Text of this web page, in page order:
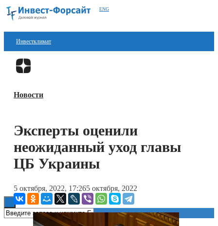
ENG
Инвестклимат
Финансы
Блокчейн
ESG
Новости
Эксперты оценили
неожиданный уход главы
ЦБ Украины
5 октября, 2022, 17:265 октября, 2022